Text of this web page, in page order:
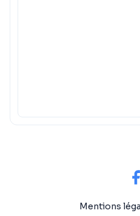
Mentions